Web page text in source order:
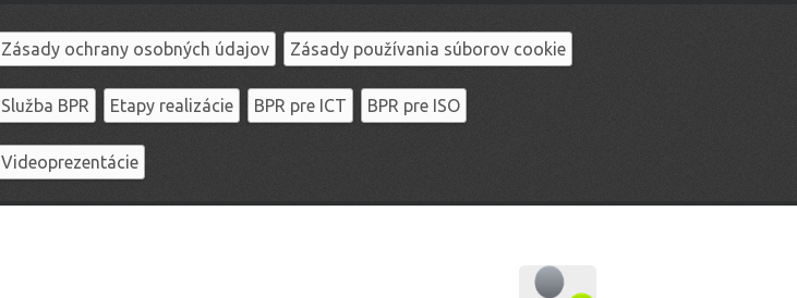
Zásady ochrany osobných údajov Zásady používania súborov cookie
Služba BPR Etapy realizácie BPR pre ICT BPR pre ISO
Videoprezentácie